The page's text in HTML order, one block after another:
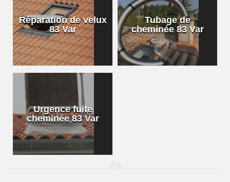
Réparation de velux
83 Var
Tubage de
cheminée 83 Var
Urgence fuite
cheminée 83 Var